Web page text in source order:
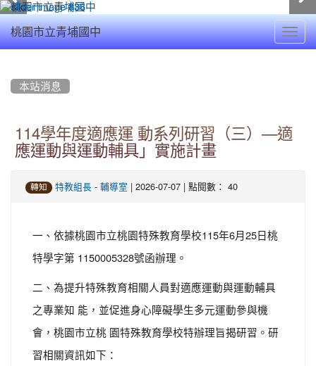
桃園市立青埔國中
本站消息
114學年度適應運 動系列研習（三）—適
應運動與運動輔具」實施計畫
轉知 特教組長 - 輔導室 | 2026-07-07 | 點閱數： 40
一、依據桃園市立桃園特殊教育學校115年6月25日桃
特學字第 1150005328號函辦理。
二、為提升特殊教育相關人員對適應運動與運動輔具
之專業知 能，並促進身心障礙學生多元運動參與機
會，桃園市立桃 園特殊教育學校特辦理旨揭研習。研
習相關資訊如下：